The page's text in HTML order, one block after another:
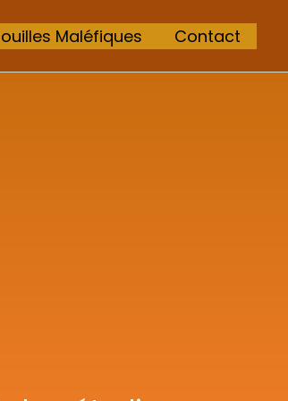
Maléfiques Contact